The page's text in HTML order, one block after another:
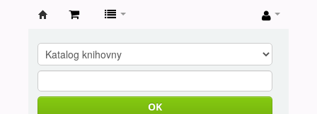
knihovna
Nové
Město
OK